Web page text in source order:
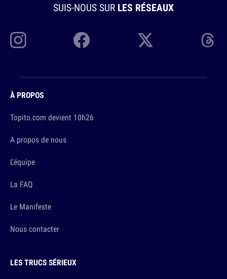
SUIS-NOUS SUR LES RÉSEAUX
À PROPOS
Topito.com devient 10h26
A propos de nous
L'équipe
La FAQ
Le Manifeste
Nous contacter
LES TRUCS SÉRIEUX